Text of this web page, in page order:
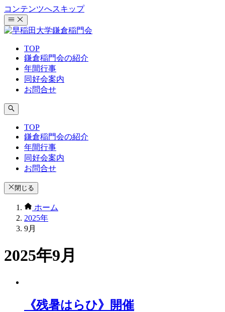
コンテンツへスキップ
TOP
鎌倉稲門会の紹介
年間行事
同好会案内
お問合せ
TOP
鎌倉稲門会の紹介
年間行事
同好会案内
お問合せ
閉じる
ホーム
2025年
9月
2025年9月
《残暑はらひ》開催